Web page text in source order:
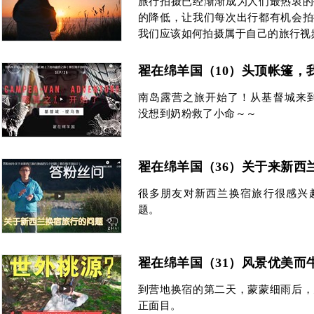
的降低，让我们每次出行都有机会
我们应该如何拍摄属于自己的旅行
翟在绵羊国（10）头顶帐篷，
南岛露营之旅开始了！从基督城来
没想到奶粉救了小命～～
翟在绵羊国（36）关于来新西
很多朋友对新西兰换宿旅行很感兴
题。
翟在绵羊国（31）风景优美而
到营地换宿的第二天，蒙蒙细雨后
正面目。